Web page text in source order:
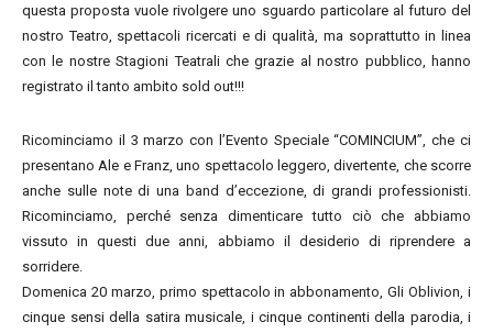
questa proposta vuole rivolgere uno sguardo particolare al futuro del
nostro Teatro, spettacoli ricercati e di qualità, ma soprattutto in linea
con le nostre Stagioni Teatrali che grazie al nostro pubblico, hanno
registrato il tanto ambito sold out!!!
Ricominciamo il 3 marzo con l’Evento Speciale “COMINCIUM”, che ci
presentano Ale e Franz, uno spettacolo leggero, divertente, che scorre
anche sulle note di una band d’eccezione, di grandi professionisti.
Ricominciamo, perché senza dimenticare tutto ciò che abbiamo
vissuto in questi due anni, abbiamo il desiderio di riprendere a
sorridere.
Domenica 20 marzo, primo spettacolo in abbonamento, Gli Oblivion, i
cinque sensi della satira musicale, i cinque continenti della parodia, i